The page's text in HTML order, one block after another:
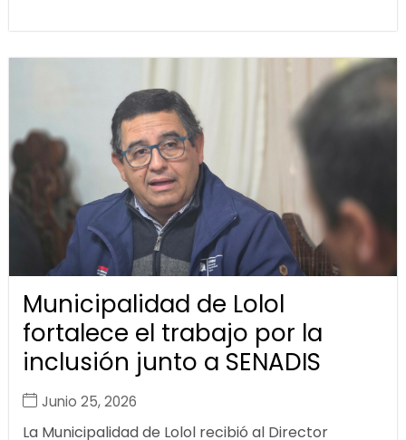
Municipalidad de Lolol
fortalece el trabajo por la
inclusión junto a SENADIS
Junio 25, 2026
La Municipalidad de Lolol recibió al Director